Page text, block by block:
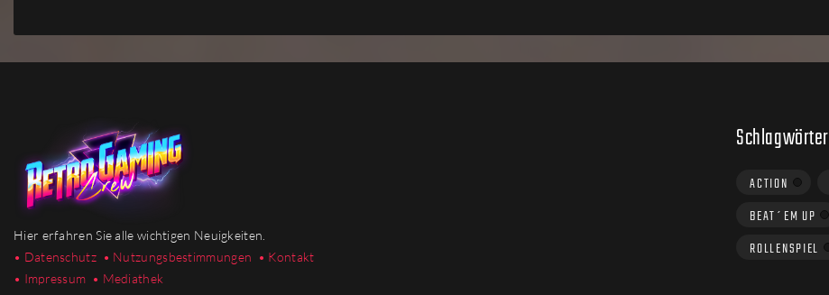
Hier erfahren Sie alle wichtigen Neuigkeiten.
• Datenschutz • Nutzungsbestimmungen • Kontakt
• Impressum • Mediathek
Schlagwörter
ACTION
BEAT´EM UP
ROLLENSPIEL